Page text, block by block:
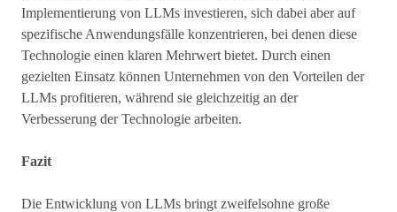
Implementierung von LLMs investieren, sich dabei aber auf
spezifische Anwendungsfälle konzentrieren, bei denen diese
Technologie einen klaren Mehrwert bietet. Durch einen
gezielten Einsatz können Unternehmen von den Vorteilen der
LLMs profitieren, während sie gleichzeitig an der
Verbesserung der Technologie arbeiten.
Fazit
Die Entwicklung von LLMs bringt zweifelsohne große